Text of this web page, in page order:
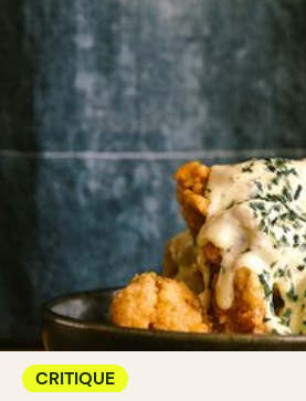
CRITIQUE